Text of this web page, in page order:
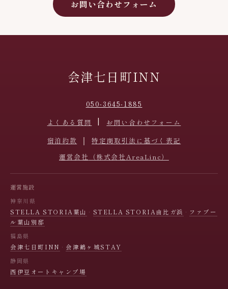
お問い合わせフォーム
会津七日町INN
050-3645-1885
よくある質問 |
お問い合わせフォーム
宿泊約款
｜
特定商取引法に基づく表記
運営会社
（株式会社AreaLinc）
運営施設
神奈川県
STELLA STORIA葉山 · STELLA STORIA由比ガ浜 · ファブー
ル葉山別邸
福島県
会津七日町INN · 会津鶴ヶ城STAY
静岡県
西伊豆オートキャンプ場